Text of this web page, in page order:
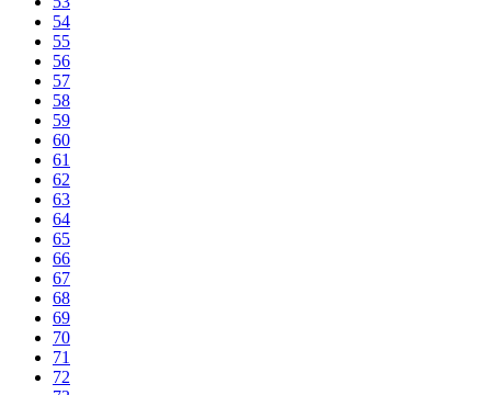
54
55
56
57
58
59
60
61
62
63
64
65
66
67
68
69
70
71
72